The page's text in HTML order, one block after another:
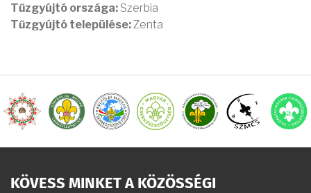
Tűzgyújtó országa: Szerbia
Tűzgyújtó települése:Zenta
KÖVESS MINKET A KÖZÖSSÉGI